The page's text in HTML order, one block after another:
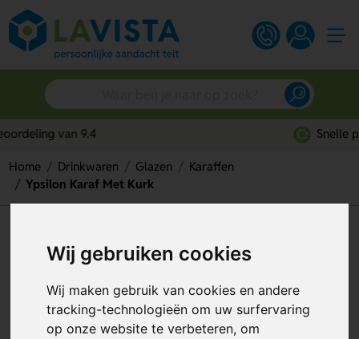
Wij gebruiken cookies
Wij maken gebruik van cookies en andere
tracking-technologieën om uw surfervaring
op onze website te verbeteren, om
Home Drinkwaren Glazen
Karaffen
Ypsilon Karaf Met Kurk
Ypsilon Karaf Met Kurk
Artikelnummer: